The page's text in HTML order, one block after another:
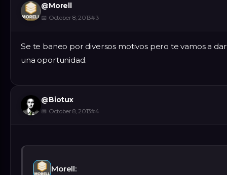
@Morell
📅 October 8, 2013#3
Se te baneo por diversos motivos pero te vamos a dar
una oportunidad.
@Biotux
📅 October 8, 2013#4
Morell: